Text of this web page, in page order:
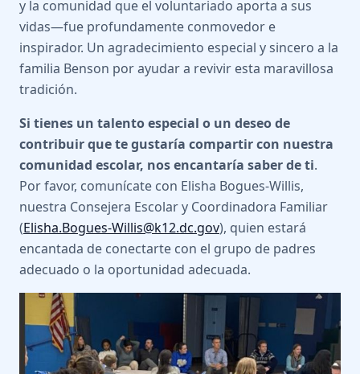
y la comunidad que el voluntariado aporta a sus
vidas—fue profundamente conmovedor e
inspirador. Un agradecimiento especial y sincero a la
familia Benson por ayudar a revivir esta maravillosa
tradición.
Si tienes un talento especial o un deseo de
contribuir que te gustaría compartir con nuestra
comunidad escolar, nos encantaría saber de ti.
Por favor, comunícate con Elisha Bogues-Willis,
nuestra Consejera Escolar y Coordinadora Familiar
(Elisha.Bogues-Willis@k12.dc.gov), quien estará
encantada de conectarte con el grupo de padres
adecuado o la oportunidad adecuada.